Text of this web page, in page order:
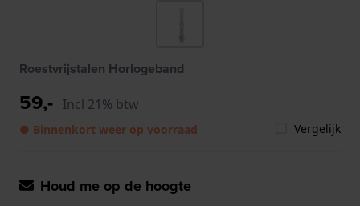
Roestvrijstalen Horlogeband
59,- Incl 21% btw
● Binnenkort weer op voorraad Vergelijk
Houd me op de hoogte